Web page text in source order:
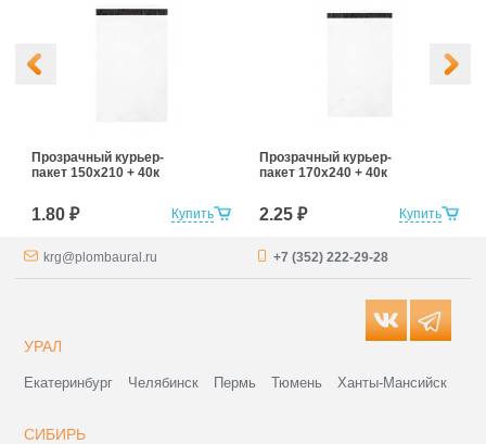
Купить
Прозрачный курьер-
пакет 150х210 + 40к
1.80 ₽ Купить
Прозрачный курьер-
пакет 170х240 + 40к
2.25 ₽
krg@plombaural.ru +7 (352) 222-29-28
УРАЛ
Екатеринбург Челябинск Пермь Тюмень Ханты-Мансийск
СИБИРЬ